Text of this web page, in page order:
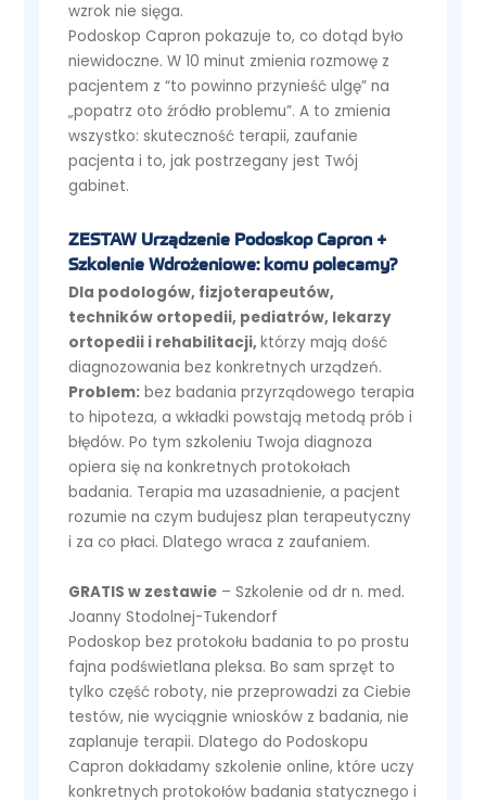
wzrok nie sięga.
Podoskop Capron pokazuje to, co dotąd było
niewidoczne. W 10 minut zmienia rozmowę z
pacjentem z “to powinno przynieść ulgę” na
„popatrz oto źródło problemu”. A to zmienia
wszystko: skuteczność terapii, zaufanie
pacjenta i to, jak postrzegany jest Twój
gabinet.
ZESTAW Urządzenie Podoskop Capron +
Szkolenie Wdrożeniowe: komu polecamy?
Dla podologów, fizjoterapeutów,
techników ortopedii, pediatrów, lekarzy
ortopedii i rehabilitacji, którzy mają dość
diagnozowania bez konkretnych urządzeń.
Problem:bez badania przyrządowego terapia
to hipoteza, a wkładki powstają metodą prób i
błędów. Po tym szkoleniu Twoja diagnoza
opiera się na konkretnych protokołach
badania. Terapia ma uzasadnienie, a pacjent
rozumie na czym budujesz plan terapeutyczny
i za co płaci. Dlatego wraca z zaufaniem.
GRATIS w zestawie– Szkolenie od dr n. med.
Joanny Stodolnej-Tukendorf
Podoskop bez protokołu badania to po prostu
fajna podświetlana pleksa. Bo sam sprzęt to
tylko część roboty, nie przeprowadzi za Ciebie
testów, nie wyciągnie wniosków z badania, nie
zaplanuje terapii. Dlatego do Podoskopu
Capron dokładamy szkolenie online, które uczy
konkretnych protokołów badania statycznego i